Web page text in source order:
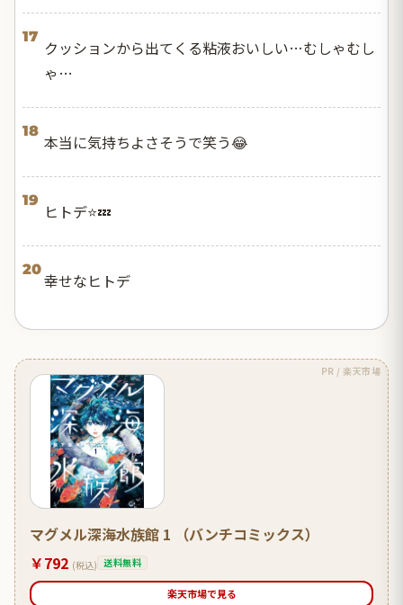
17
クッションから出てくる粘液おいしい…むしゃむし
ゃ…
18
本当に気持ちよさそうで笑う😂
19
ヒトデ⭐💤
20
幸せなヒトデ
PR / 楽天市場
マグメル深海水族館 1 （バンチコミックス）
￥792 (税込) 送料無料
楽天市場で見る